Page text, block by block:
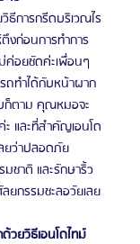
การกรีดบริเวณไร
งก่อนการทำการ
ค่อยชัดค่ะเพื่อนๆ
ถทำได้กับหน้าผาก
ก็ตาม คุณหมอจะ
และที่สำคัญเอนโด
ยว่าปลอดภัย
ชาติ และรักษาริ้ว
ยกรรมชะลอวัยเลย
วยวิธีเอนโดไทม์